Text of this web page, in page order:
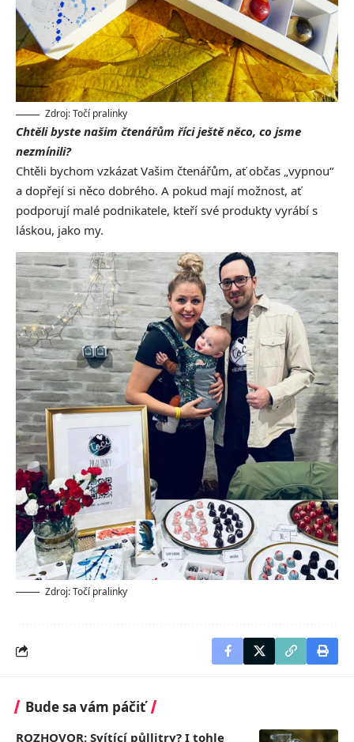
Zdroj: Točí pralinky
Chtěli byste našim čtenářům říci ještě něco, co jsme
nezmínili?
Chtěli bychom vzkázat Vašim čtenářům, ať občas „vypnou“
a dopřejí si něco dobrého. A pokud mají možnost, ať
podporují malé podnikatele, kteří své produkty vyrábí s
láskou, jako my.
Zdroj: Točí pralinky
Bude sa vám páčiť
ROZHOVOR: Svítící půllitry? I tohle